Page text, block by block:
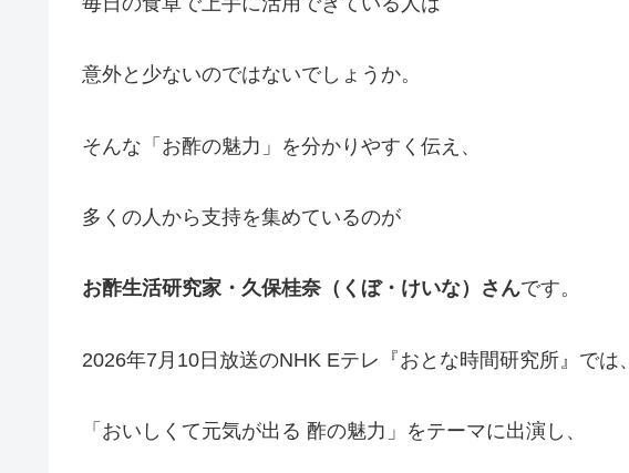
意外と少ないのではないでしょうか。
そんな「お酢の魅力」を分かりやすく伝え、
多くの人から支持を集めているのが
お酢生活研究家・久保桂奈（くぼ・けいな）さんです。
2026年7月10日放送のNHK Eテレ『おとな時間研究所』では、
「おいしくて元気が出る 酢の魅力」をテーマに出演し、